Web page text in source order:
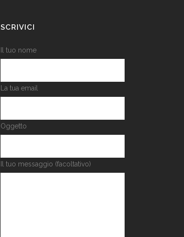
SCRIVICI
Il tuo nome
La tua email
Oggetto
Il tuo messaggio (facoltativo)